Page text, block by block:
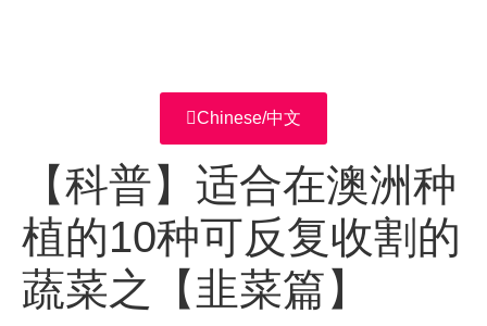
Chinese/中文
【科普】适合在澳洲种
植的10种可反复收割的
蔬菜之【韭菜篇】